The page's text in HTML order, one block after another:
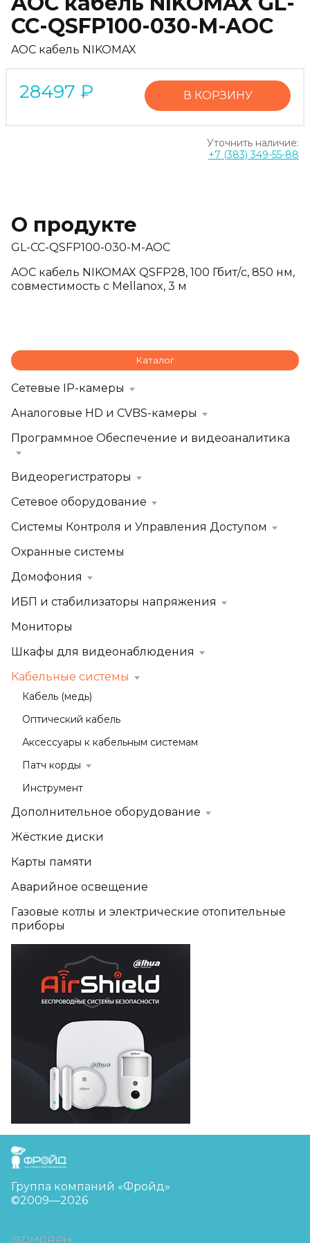
CC-QSFP100-030-M-AOC
AOC кабель NIKOMAX
28497 ₽ В КОРЗИНУ
Уточнить наличие:
+7 (383) 349-55-88
О продукте
GL-CC-QSFP100-030-M-AOC
AOC кабель NIKOMAX QSFP28, 100 Гбит/с, 850 нм,
совместимость с Mellanox, 3 м
Каталог
Сетевые IP-камеры
Аналоговые HD и CVBS-камеры
Программное Обеспечение и видеоаналитика
Видеорегистраторы
Сетевое оборудование
Системы Контроля и Управления Доступом
Охранные системы
Домофония
ИБП и стабилизаторы напряжения
Мониторы
Шкафы для видеонаблюдения
Кабельные системы
Кабель (медь)
Оптический кабель
Аксессуары к кабельным системам
Патч корды
Инструмент
Дополнительное оборудование
Жёсткие диски
Карты памяти
Аварийное освещение
Газовые котлы и электрические отопительные
приборы
FreudGroup
Группа компаний «Фройд»
©2009—2026
ISOMORPH